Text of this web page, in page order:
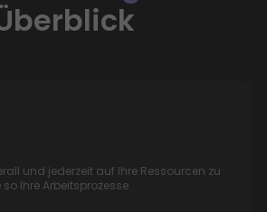
und jederzeit auf Ihre Ressourcen zu
Ihre Arbeitsprozesse.